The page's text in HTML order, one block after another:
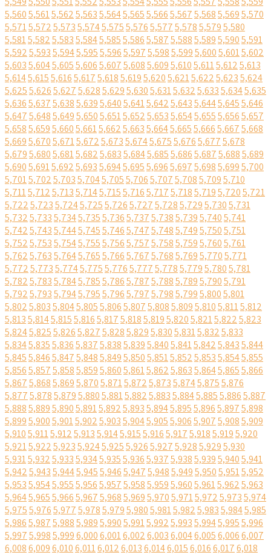
5,5605,5615,5625,5635,5645,5655,5665,5675,5685,5695,570
5,5715,5725,5735,5745,5755,5765,5775,5785,5795,580
5,5815,5825,5835,5845,5855,5865,5875,5885,5895,5905,591
5,5925,5935,5945,5955,5965,5975,5985,5995,6005,6015,602
5,6035,6045,6055,6065,6075,6085,6095,6105,6115,6125,613
5,6145,6155,6165,6175,6185,6195,6205,6215,6225,6235,624
5,6255,6265,6275,6285,6295,6305,6315,6325,6335,6345,635
5,6365,6375,6385,6395,6405,6415,6425,6435,6445,6455,646
5,6475,6485,6495,6505,6515,6525,6535,6545,6555,6565,657
5,6585,6595,6605,6615,6625,6635,6645,6655,6665,6675,668
5,6695,6705,6715,6725,6735,6745,6755,6765,6775,678
5,6795,6805,6815,6825,6835,6845,6855,6865,6875,6885,689
5,6905,6915,6925,6935,6945,6955,6965,6975,6985,6995,700
5,7015,7025,7035,7045,7055,7065,7075,7085,7095,710
5,7115,7125,7135,7145,7155,7165,7175,7185,7195,7205,721
5,7225,7235,7245,7255,7265,7275,7285,7295,7305,731
5,7325,7335,7345,7355,7365,7375,7385,7395,7405,741
5,7425,7435,7445,7455,7465,7475,7485,7495,7505,751
5,7525,7535,7545,7555,7565,7575,7585,7595,7605,761
5,7625,7635,7645,7655,7665,7675,7685,7695,7705,771
5,7725,7735,7745,7755,7765,7775,7785,7795,7805,781
5,7825,7835,7845,7855,7865,7875,7885,7895,7905,791
5,7925,7935,7945,7955,7965,7975,7985,7995,8005,801
5,8025,8035,8045,8055,8065,8075,8085,8095,8105,8115,812
5,8135,8145,8155,8165,8175,8185,8195,8205,8215,8225,823
5,8245,8255,8265,8275,8285,8295,8305,8315,8325,833
5,8345,8355,8365,8375,8385,8395,8405,8415,8425,8435,844
5,8455,8465,8475,8485,8495,8505,8515,8525,8535,8545,855
5,8565,8575,8585,8595,8605,8615,8625,8635,8645,8655,866
5,8675,8685,8695,8705,8715,8725,8735,8745,8755,876
5,8775,8785,8795,8805,8815,8825,8835,8845,8855,8865,887
5,8885,8895,8905,8915,8925,8935,8945,8955,8965,8975,898
5,8995,9005,9015,9025,9035,9045,9055,9065,9075,9085,909
5,9105,9115,9125,9135,9145,9155,9165,9175,9185,9195,920
5,9215,9225,9235,9245,9255,9265,9275,9285,9295,930
5,9315,9325,9335,9345,9355,9365,9375,9385,9395,9405,941
5,9425,9435,9445,9455,9465,9475,9485,9495,9505,9515,952
5,9535,9545,9555,9565,9575,9585,9595,9605,9615,9625,963
5,9645,9655,9665,9675,9685,9695,9705,9715,9725,9735,974
5,9755,9765,9775,9785,9795,9805,9815,9825,9835,9845,985
5,9865,9875,9885,9895,9905,9915,9925,9935,9945,9955,996
5,9975,9985,9996,0006,0016,0026,0036,0046,0056,0066,007
6,0086,0096,0106,0116,0126,0136,0146,0156,0166,0176,018